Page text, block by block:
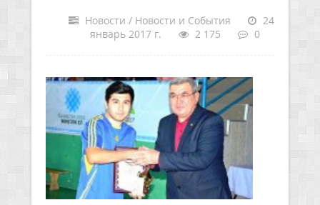
Новости / Новости и События
24
январь 2017 г.
2 175 0